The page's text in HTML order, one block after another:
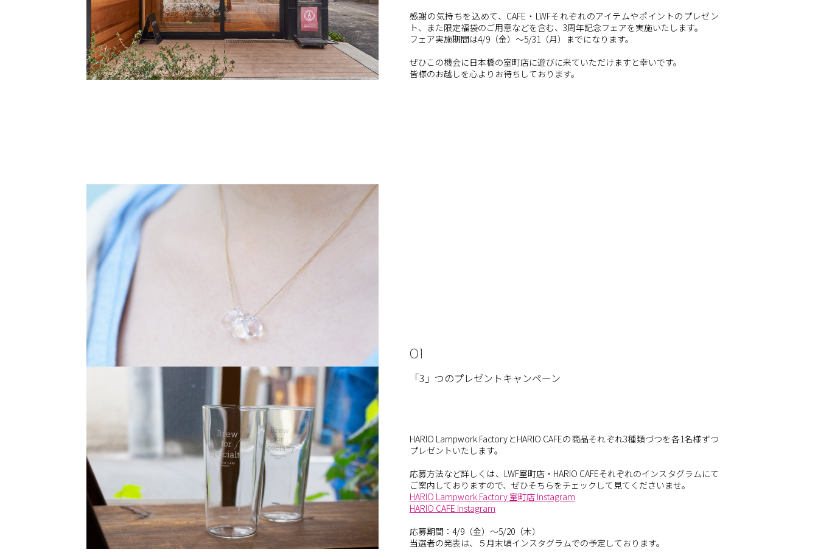
感謝の気持ちを込めて、CAFE・LWFそれぞれのアイテムやポイントのプレゼン
ト、また限定福袋のご用意などを含む、3周年記念フェアを実施いたします。
フェア実施期間は4/9（金）〜5/31（月）までになります。
ぜひこの機会に日本橋の室町店に遊びに来ていただけますと幸いです。
皆様のお越しを心よりお待ちしております。
01
「3」つのプレゼントキャンペーン
HARIO Lampwork FactoryとHARIO CAFEの商品それぞれ3種類づつを各1名様ずつ
プレゼントいたします。
応募方法など詳しくは、LWF室町店・HARIO CAFEそれぞれのインスタグラムにて
ご案内しておりますので、ぜひそちらをチェックして見てくださいませ。
HARIO Lampwork Factory 室町店 Instagram
HARIO CAFE Instagram
応募期間：4/9（金）～5/20（木）
当選者の発表は、５月末頃インスタグラムでの予定しております。